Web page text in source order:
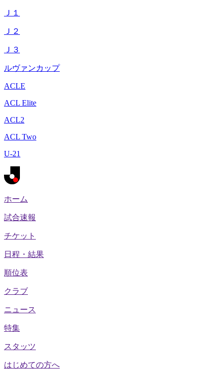
Ｊ１
Ｊ２
Ｊ３
ルヴァンカップ
ACLE
ACL Elite
ACL2
ACL Two
U-21
ホーム
試合速報
チケット
日程・結果
順位表
クラブ
ニュース
特集
スタッツ
はじめての方へ